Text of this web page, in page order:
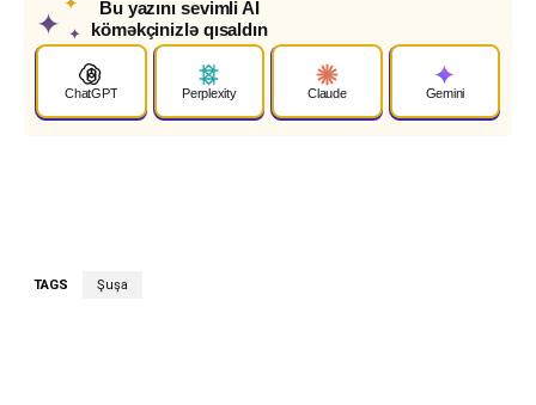
✦ ✦
Bu yazını sevimli AI
köməkçinizlə qısaldın
ChatGPT Perplexity Claude Gemini
TAGS Şuşa